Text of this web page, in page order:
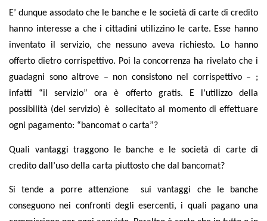
E’ dunque assodato che le banche e le società di carte di credito
hanno interesse a che i cittadini utilizzino le carte. Esse hanno
inventato il servizio, che nessuno aveva richiesto. Lo hanno
offerto dietro corrispettivo. Poi la concorrenza ha rivelato che i
guadagni sono altrove – non consistono nel corrispettivo – ;
infatti “il servizio” ora è offerto gratis. E l’utilizzo della
possibilità (del servizio) è
sollecitato al momento di effettuare
ogni pagamento: “bancomat o carta”?
Quali vantaggi traggono le banche e le società di carte di
credito dall’uso della carta piuttosto che dal bancomat?
Si tende a porre attenzione
sui vantaggi che le banche
conseguono nei confronti degli esercenti, i quali pagano una